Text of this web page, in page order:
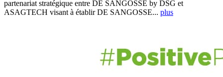
partenariat stratégique entre DE SANGOSSE by DSG et
ASAGTECH visant à établir DE SANGOSSE... plus